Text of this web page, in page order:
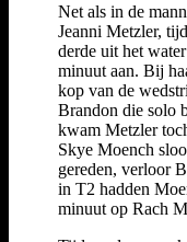
Net als in de
Jeanni Metzler,
derde uit het
minuut aan. Bij
kop van de
Brandon die solo
kwam Metzler
Skye Moench
gereden, verloor
in T2 hadden
minuut op Rach